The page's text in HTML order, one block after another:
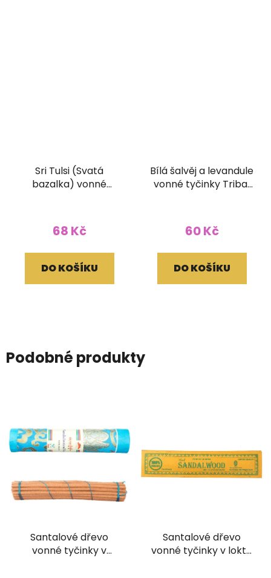
Sri Tulsi (Svatá
bazalka) vonné
68 Kč
DO KOŠÍKU
Bílá šalvěj a levandule
vonné tyčinky Tribal
60 Kč
DO KOŠÍKU
Podobné produkty
Santalové dřevo
vonné tyčinky v
Santalové dřevo
vonné tyčinky v lokta